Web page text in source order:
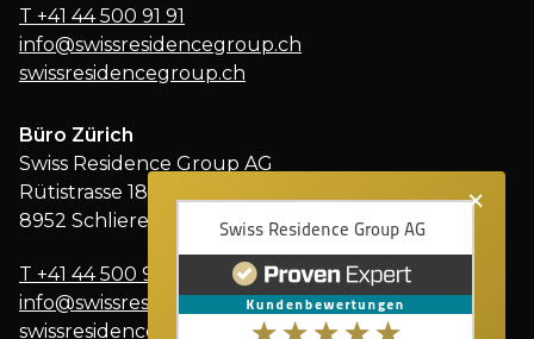
×
T +41 44 500 91 91
info@swissresidencegroup.ch
swissresidencegroup.ch
Büro Zürich
Swiss Residence Group AG
Rütistrasse 18
8952 Schlieren
T +41 44 500 91 91
info@swissresidencegroup.ch
swissresidencegroup.ch